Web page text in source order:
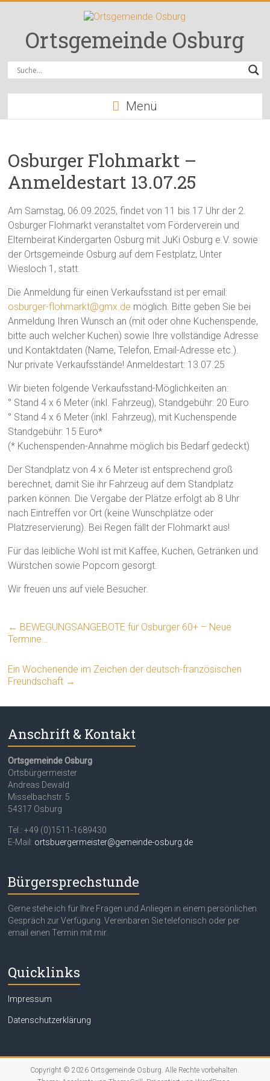
springenOrtsgemeinde Osburg
Menü
Osburger Flohmarkt –
Anmeldestart 13.07.25
Am Samstag, 06.09.2025, findet von 11 bis 17 Uhr der 2.
Osburger Flohmarkt veranstaltet vom Förderverein und
Elternbeirat Kindergarten Osburg mit JuKi Osburg e.V. sowie
der Ortsgemeinde Osburg auf dem Festplatz, Unter
Wiesloch 1, statt.
Die Anmeldung für einen Verkaufsstand ist per email:
osburger-flohmarkt@gmx.de möglich. Bitte geben Sie bei
Anmeldung Ihren Wunsch an (mit oder ohne Kuchenspende,
bitte auch welcher Kuchen) sowie Ihre vollständige Adresse
und Kontaktdaten (Name, Telefon, Email-Adresse etc.).
Nur private Verkaufsstände! Anmeldestart: 13.07.25
Wir bieten folgende Verkaufsstand-Möglichkeiten an:
° Stand 4 x 6 Meter (inkl. Fahrzeug), Standgebühr: 20 Euro
° Stand 4 x 6 Meter (inkl. Fahrzeug), mit Kuchenspende
Standgebühr: 15 Euro*
(* Kuchenspenden-Annahme möglich bis Bedarf gedeckt)
Der Standplatz von 4 x 6 Meter ist entsprechend groß
berechnet, damit Sie ihr Fahrzeug auf dem Standplatz
parken können. Die Vergabe der Plätze erfolgt ab 8 Uhr
nach Eintreffen vor Ort (keine Wunschplätze oder
Platzreservierung). Bei Regen fällt der Flohmarkt aus!
Für das leibliche Wohl ist mit Kaffee, Kuchen, Getränken und
Würstchen sowie Popcorn gesorgt.
Wir freuen uns auf viele Besucher.
← BEWEGUNGSANGEBOTE für Osburger 60+ – Neue
Termine…
Ein Wochenende im Zeichen der deutsch-französischen
Freundschaft →
Anschrift & Kontakt
Ortsgemeinde Osburg
Ortsbürgermeister
Andreas Dewald
Misselbachstr. 5
54317 Osburg
Tel.: +49 (0)1511-1689430
E-Mail: ortsbuergermeister@gemeinde-osburg.de
Bürgersprechstunde
Gerne stehe ich für Ihre Fragen und Anliegen in einem persönlichen
Gespräch zur Verfügung. Vereinbaren Sie telefonisch oder per
email einen Termin mit mir.
Quicklinks
Impressum
Datenschutzerklärung
Copyright © 2026 Ortsgemeinde Osburg. Alle Rechte vorbehalten.